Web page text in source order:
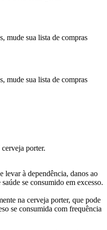
mude sua lista de compras
mude sua lista de compras
porter.
levar à dependência, danos ao
se consumido em excesso.
na cerveja porter, que pode
se consumida com frequência